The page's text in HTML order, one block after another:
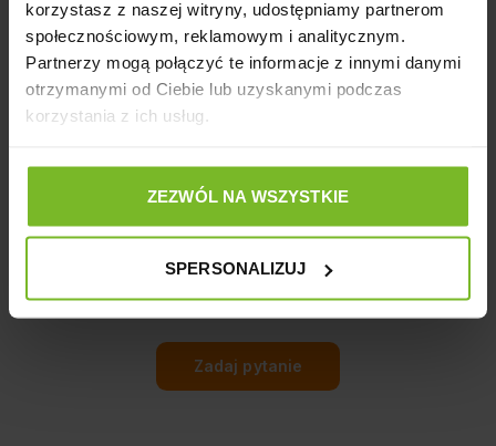
korzystasz z naszej witryny, udostępniamy partnerom
społecznościowym, reklamowym i analitycznym.
Partnerzy mogą połączyć te informacje z innymi danymi
otrzymanymi od Ciebie lub uzyskanymi podczas
korzystania z ich usług.
ZEZWÓL NA WSZYSTKIE
SPERSONALIZUJ
Opinie o produkcie: HAVE A PET ZABAWKA
ANIMALS OSIOŁ 17,7CM
Pytania i odpowiedzi (0)
Zadaj pytanie